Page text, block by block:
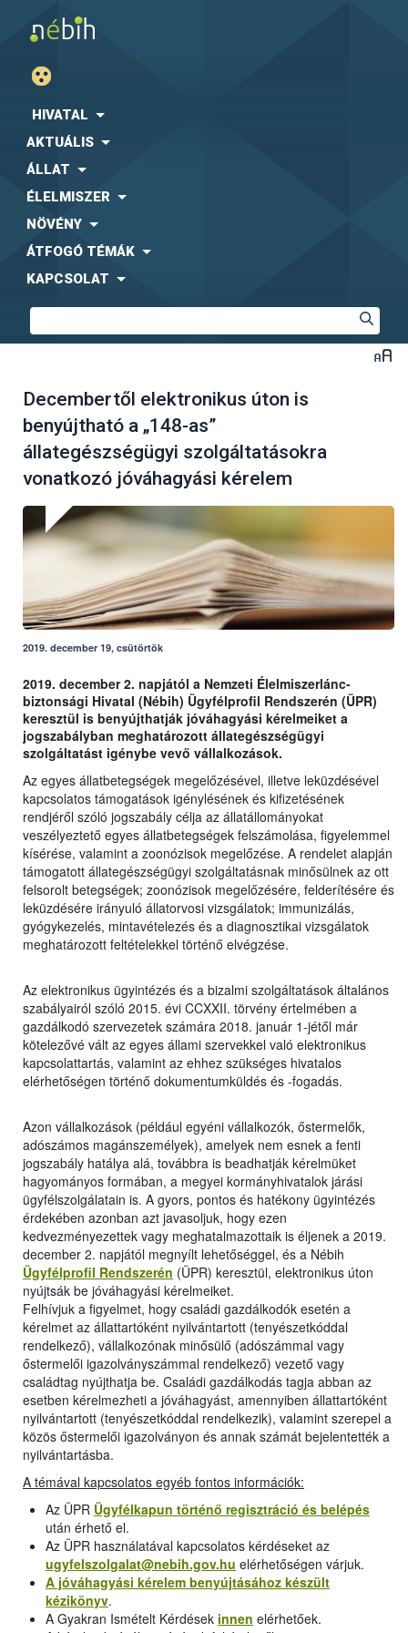
HIVATAL
AKTUÁLIS
ÁLLAT
ÉLELMISZER
NÖVÉNY
ÁTFOGÓ TÉMÁK
KAPCSOLAT
Decembertől elektronikus úton is
benyújtható a „148-as”
állategészségügyi szolgáltatásokra
vonatkozó jóváhagyási kérelem
2019. december 19, csütörtök
2019. december 2. napjától a Nemzeti Élelmiszerlánc-
biztonsági Hivatal (Nébih) Ügyfélprofil Rendszerén (ÜPR)
keresztül is benyújthatják jóváhagyási kérelmeiket a
jogszabályban meghatározott állategészségügyi
szolgáltatást igénybe vevő vállalkozások.
Az egyes állatbetegségek megelőzésével, illetve leküzdésével
kapcsolatos támogatások igénylésének és kifizetésének
rendjéről szóló jogszabály célja az állatállományokat
veszélyeztető egyes állatbetegségek felszámolása, figyelemmel
kísérése, valamint a zoonózisok megelőzése. A rendelet alapján
támogatott állategészségügyi szolgáltatásnak minősülnek az ott
felsorolt betegségek; zoonózisok megelőzésére, felderítésére és
leküzdésére irányuló állatorvosi vizsgálatok; immunizálás,
gyógykezelés, mintavételezés és a diagnosztikai vizsgálatok
meghatározott feltételekkel történő elvégzése.
Az elektronikus ügyintézés és a bizalmi szolgáltatások általános
szabályairól szóló 2015. évi CCXXII. törvény értelmében a
gazdálkodó szervezetek számára 2018. január 1-jétől már
kötelezővé vált az egyes állami szervekkel való elektronikus
kapcsolattartás, valamint az ehhez szükséges hivatalos
elérhetőségen történő dokumentumküldés és -fogadás.
Azon vállalkozások (például egyéni vállalkozók, őstermelők,
adószámos magánszemélyek), amelyek nem esnek a fenti
jogszabály hatálya alá, továbbra is beadhatják kérelmüket
hagyományos formában, a megyei kormányhivatalok járási
ügyfélszolgálatain is. A gyors, pontos és hatékony ügyintézés
érdekében azonban azt javasoljuk, hogy ezen
kedvezményezettek vagy meghatalmazottaik is éljenek a 2019.
december 2. napjától megnyílt lehetőséggel, és a Nébih
Ügyfélprofil Rendszerén (ÜPR) keresztül, elektronikus úton
nyújtsák be jóváhagyási kérelmeiket.
Felhívjuk a figyelmet, hogy családi gazdálkodók esetén a
kérelmet az állattartóként nyilvántartott (tenyészetkóddal
rendelkező), vállalkozónak minősülő (adószámmal vagy
őstermelői igazolványszámmal rendelkező) vezető vagy
családtag nyújthatja be. Családi gazdálkodás tagja abban az
esetben kérelmezheti a jóváhagyást, amennyiben állattartóként
nyilvántartott (tenyészetkóddal rendelkezik), valamint szerepel a
közös őstermelői igazolványon és annak számát bejelentették a
nyilvántartásba.
A témával kapcsolatos egyéb fontos információk:
Az ÜPR Ügyfélkapun történő regisztráció és belépés
után érhető el.
Az ÜPR használatával kapcsolatos kérdéseket az
ugyfelszolgalat@nebih.gov.hu elérhetőségen várjuk.
A jóváhagyási kérelem benyújtásához készült
kézikönyv.
A Gyakran Ismételt Kérdések innen elérhetőek.